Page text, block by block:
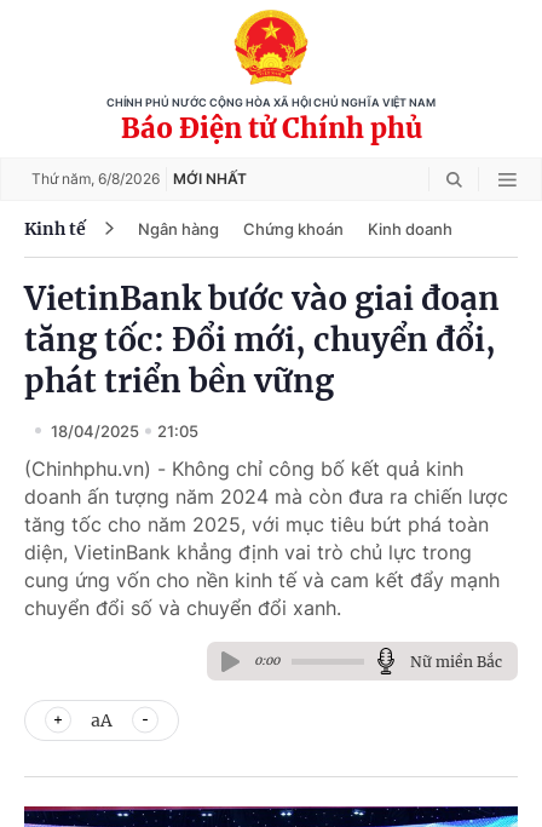
CHÍNH PHỦ NƯỚC CỘNG HÒA XÃ HỘI CHỦ NGHĨA VIỆT NAM
Báo Điện tử Chính phủ
Thứ năm, 6/8/2026 MỚI NHẤT
Kinh tế Ngân hàng Chứng khoán Kinh doanh
VietinBank bước vào giai đoạn
tăng tốc: Đổi mới, chuyển đổi,
phát triển bền vững
18/04/2025 21:05
(Chinhphu.vn) - Không chỉ công bố kết quả kinh
doanh ấn tượng năm 2024 mà còn đưa ra chiến lược
tăng tốc cho năm 2025, với mục tiêu bứt phá toàn
diện, VietinBank khẳng định vai trò chủ lực trong
cung ứng vốn cho nền kinh tế và cam kết đẩy mạnh
chuyển đổi số và chuyển đổi xanh.
0:00 Nữ miền Bắc
aA